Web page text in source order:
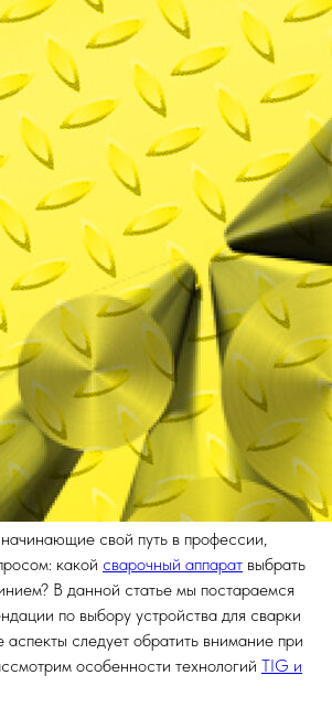
свой путь в профессии,
какой сварочный аппарат выбрать
В данной статье мы постараемся
по выбору устройства для сварки
следует обратить внимание при
особенности технологий TIG и